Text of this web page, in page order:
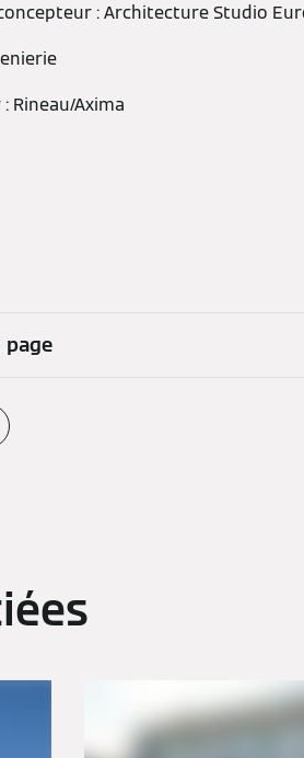
: Architecture Studio
Rineau/Axima